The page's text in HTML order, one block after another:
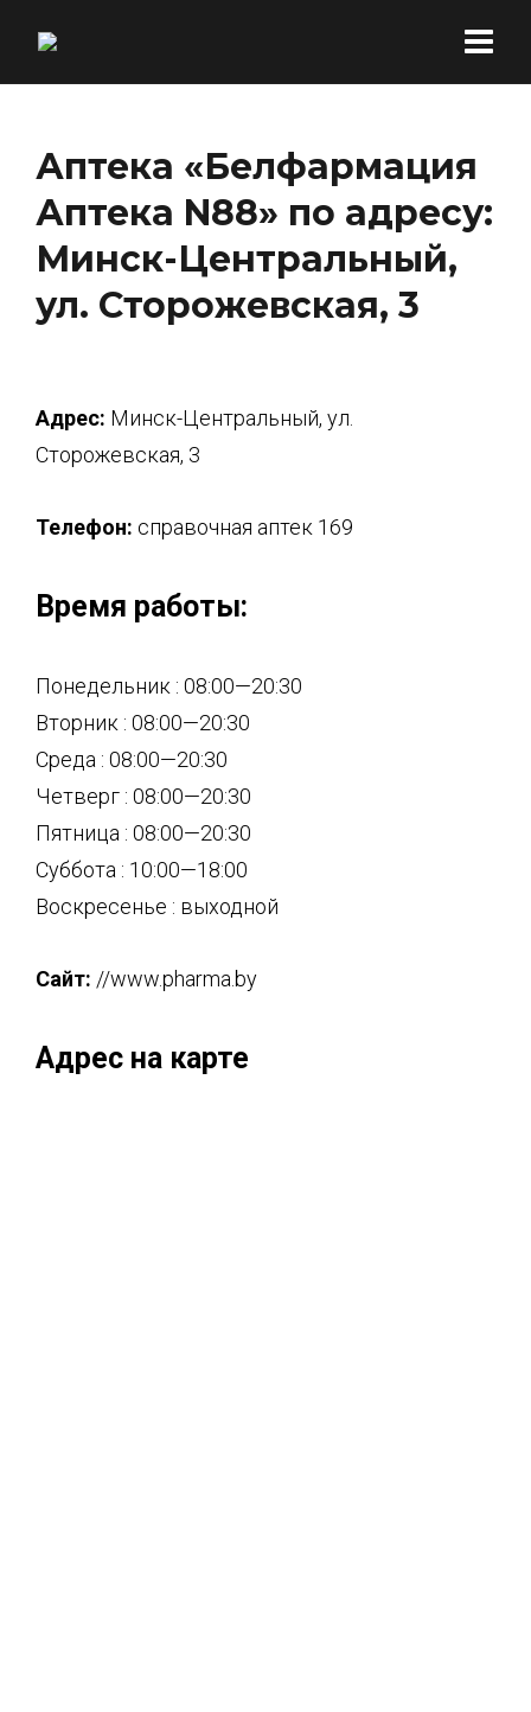
Аптека «Белфармация
Аптека N88» по адресу:
Минск-Центральный,
ул. Сторожевская, 3
Адрес: Минск-Центральный, ул.
Сторожевская, 3
Телефон: справочная аптек 169
Время работы:
Понедельник : 08:00—20:30
Вторник : 08:00—20:30
Среда : 08:00—20:30
Четверг : 08:00—20:30
Пятница : 08:00—20:30
Суббота : 10:00—18:00
Воскресенье : выходной
Сайт: //www.pharma.by
Адрес на карте